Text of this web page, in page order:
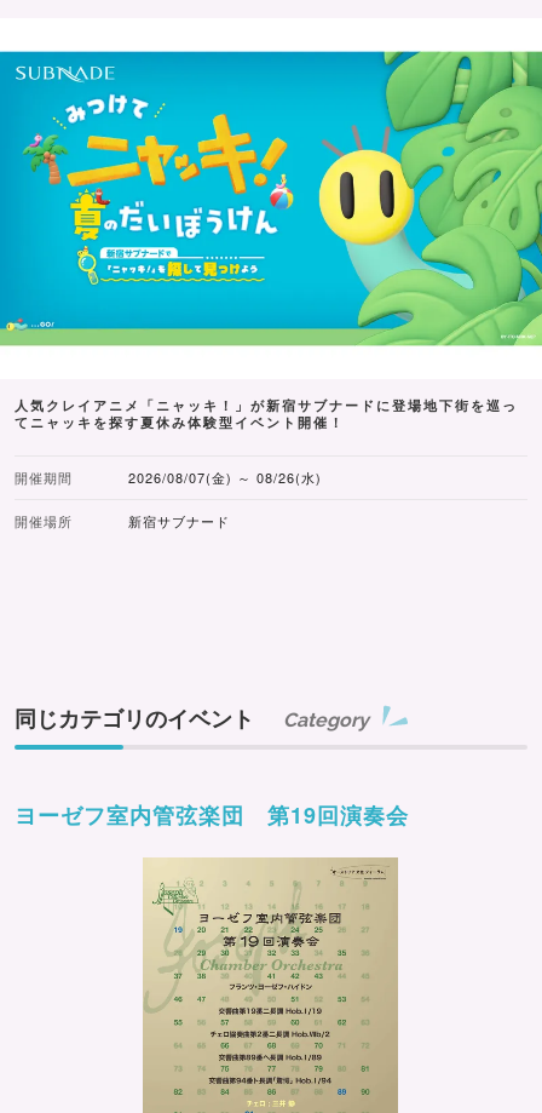
人気クレイアニメ「ニャッキ！」が新宿サブナードに登場地下街を巡っ
てニャッキを探す夏休み体験型イベント開催！
開催期間 2026/08/07(金) ～ 08/26(水)
開催場所 新宿サブナード
同じカテゴリのイベント Category
ヨーゼフ室内管弦楽団 第19回演奏会